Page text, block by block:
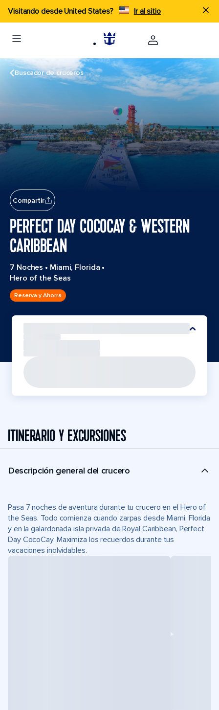
Visitando desde United States? Ir al sitio
Buscador de cruceros
Compartir
PERFECT DAY COCOCAY & WESTERN
CARIBBEAN
7 Noches • Miami, Florida •
Hero of the Seas
Reserva y Ahorra
ITINERARIO Y EXCURSIONES
Descripción general del crucero
Pasa 7 noches de aventura durante tu crucero en el Hero of
the Seas. Todo comienza cuando zarpas desde Miami, Florida
y en la galardonada isla privada de Royal Caribbean, Perfect
Day CocoCay. Maximiza los recuerdos durante tus
vacaciones inolvidables.